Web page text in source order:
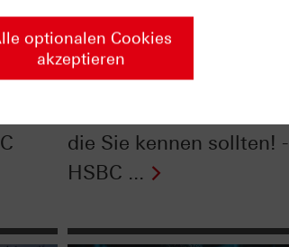
Dow Jones® im Chart-
die Sie kennen sollten! -
HSBC ...
optionalen Cookies
akzeptieren